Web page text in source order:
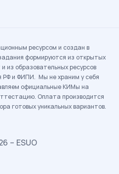
ресурсом и создан в
формируются из открытых
из образовательных ресурсов
РФ и ФИПИ. Мы не храним у себя
официальные КИМы на
Оплата производится
готовых уникальных вариантов.
– ESUO